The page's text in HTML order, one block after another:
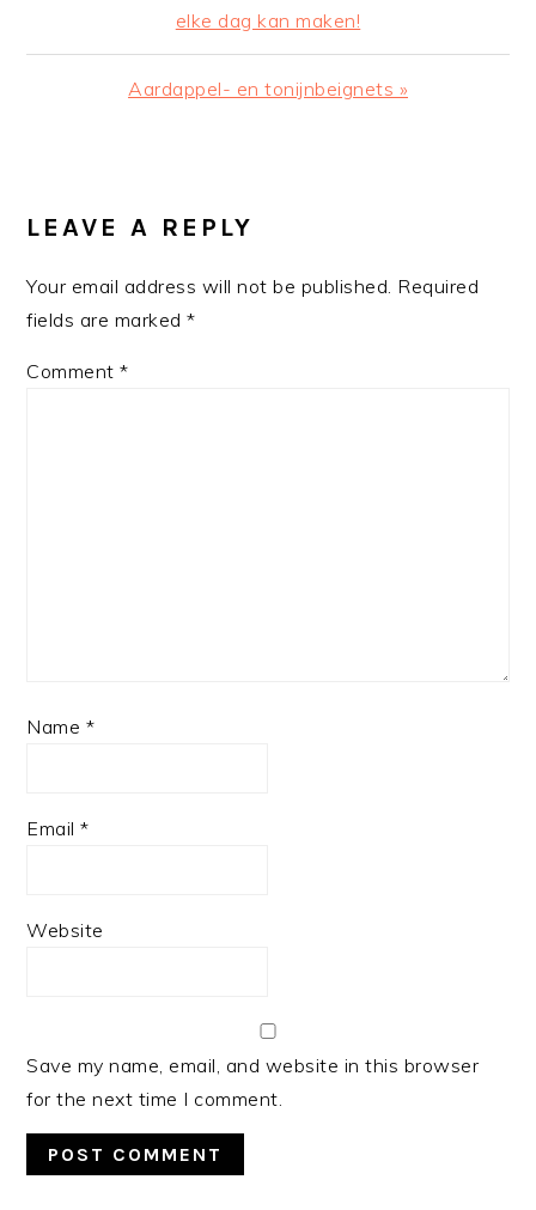
elke dag kan maken!
Next
Aardappel- en tonijnbeignets »
INTERACTIONS
LEAVE A REPLY
Your email address will not be published. Required
fields are marked*
Comment*
Name *
Email*
Website
Save my name, email, and website in this browser
for the next time I comment.